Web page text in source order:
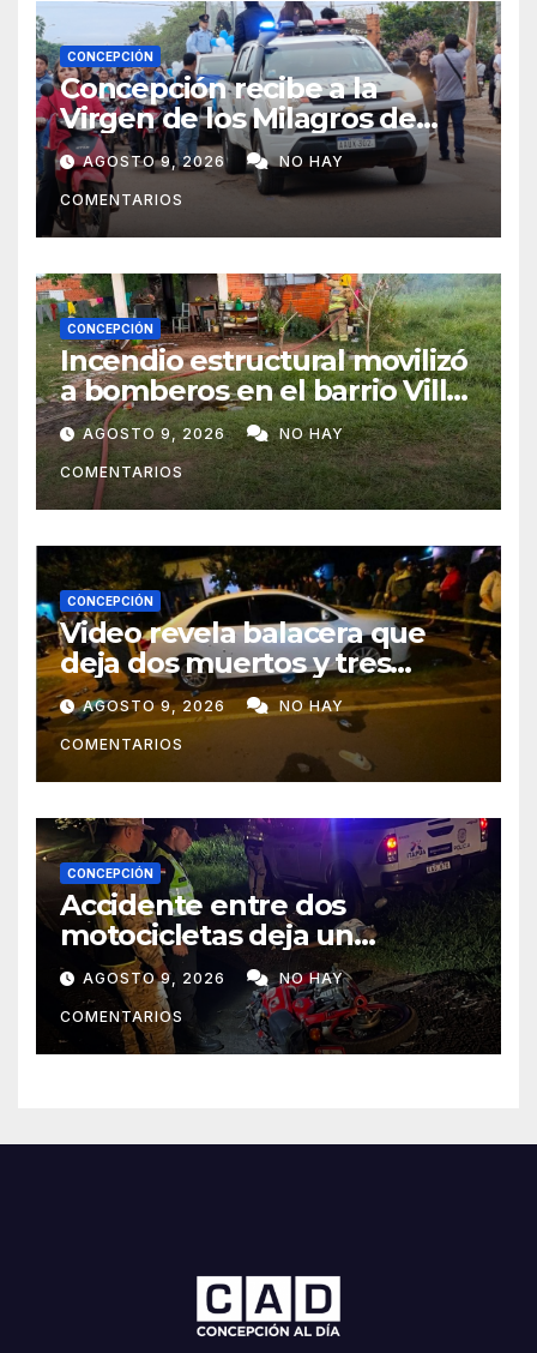
CONCEPCIÓN
Concepción recibe a la
Virgen de los Milagros de
Caacupé
AGOSTO 9, 2026 NO HAY
COMENTARIOS
CONCEPCIÓN
Incendio estructural movilizó
a bomberos en el barrio Villa
Alta
AGOSTO 9, 2026 NO HAY
COMENTARIOS
CONCEPCIÓN
Video revela balacera que
deja dos muertos y tres
heridos en Tava’ i, Caazapá
AGOSTO 9, 2026 NO HAY
COMENTARIOS
CONCEPCIÓN
Accidente entre dos
motocicletas deja un
fallecido y dos heridos en Yby
Yaú
AGOSTO 9, 2026 NO HAY
COMENTARIOS